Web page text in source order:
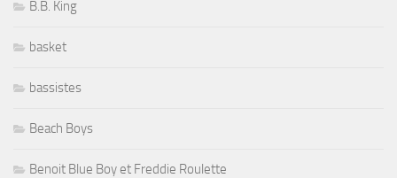
B.B. King
basket
bassistes
Beach Boys
Benoit Blue Boy et Freddie Roulette